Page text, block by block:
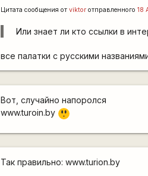
Цитата сообщения отviktor отправленного18
Или знает ли кто ссылки в
все палатки с русскими
Вот, случайно напоролся
www.turoin.by :o
Так правильно: www.turion.by